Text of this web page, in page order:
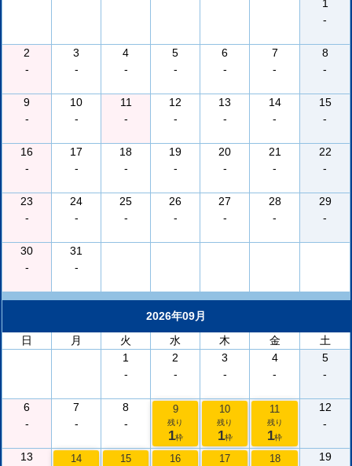
1
-
2
-
3
-
4
-
5
-
6
-
7
-
8
-
9
-
10
-
11
-
12
-
13
-
14
-
15
-
16
-
17
-
18
-
19
-
20
-
21
-
22
-
23
-
24
-
25
-
26
-
27
-
28
-
29
-
30
-
31
-
2026年09月
日
月 火 水 木 金
土
1
-
2
-
3
-
4
-
5
-
6
-
7
-
8
-
9
残り
1枠
10
残り
1枠
11
残り
1枠
12
-
13
14 15 16 17 18
19